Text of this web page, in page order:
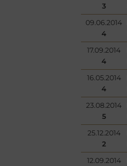
3
09.06.2014
4
17.09.2014
4
16.05.2014
4
23.08.2014
5
25.12.2014
2
12.09.2014